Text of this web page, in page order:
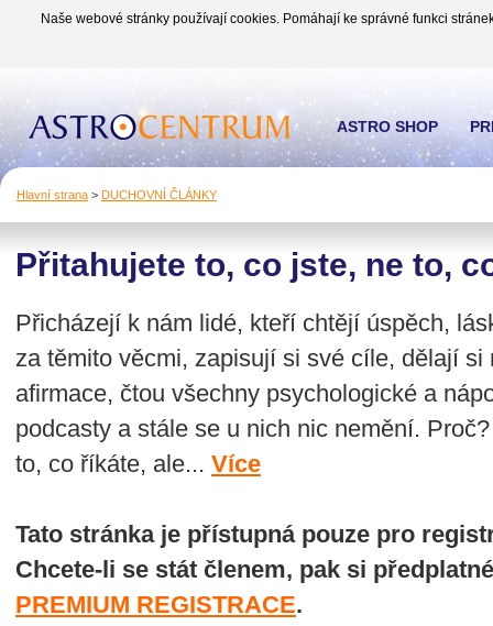
Naše webové stránky používají cookies. Pomáhají ke správné funkci
Hlavní strana > DUCHOVNÍ ČLÁNKY
Přitahujete to, co jste, ne to,
Přicházejí k nám lidé, kteří chtějí úspěch,
za těmito věcmi, zapisují si své cíle, dělají si
afirmace, čtou všechny psychologické a
podcasty a stále se u nich nic nemění.
to, co říkáte, ale... Více
Tato stránka je přístupná pouze pro
Chcete-li se stát členem, pak si
PREMIUM REGISTRACE.
ASTRO SHOP